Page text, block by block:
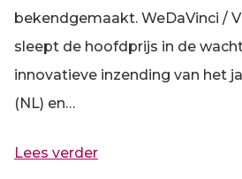
bekendgemaakt. WeDaVinci /
sleept de hoofdprijs in de
innovatieve inzending van het
(NL) en…
Lees verder